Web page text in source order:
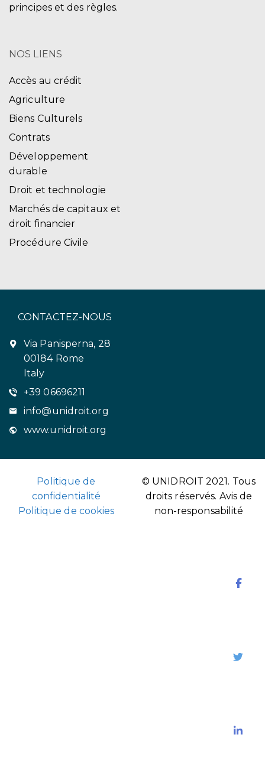
principes et des règles.
NOS LIENS
Accès au crédit
Agriculture
Biens Culturels
Contrats
Développement
durable
Droit et technologie
Marchés de capitaux et
droit financier
Procédure Civile
CONTACTEZ-NOUS
Via Panisperna, 28
00184 Rome
Italy
+39 06696211
info@unidroit.org
www.unidroit.org
Politique de
confidentialité
Politique de cookies
© UNIDROIT 2021. Tous
droits réservés. Avis de
non-responsabilité